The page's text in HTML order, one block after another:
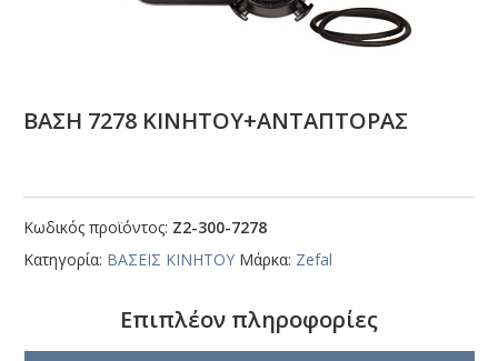
ΒΑΣΗ 7278 ΚΙΝΗΤΟΥ+ΑΝΤΑΠΤΟΡΑΣ
Κωδικός προϊόντος: Ζ2-300-7278
Κατηγορία: ΒΑΣΕΙΣ ΚΙΝΗΤΟΥ Μάρκα: Zefal
Επιπλέον πληροφορίες